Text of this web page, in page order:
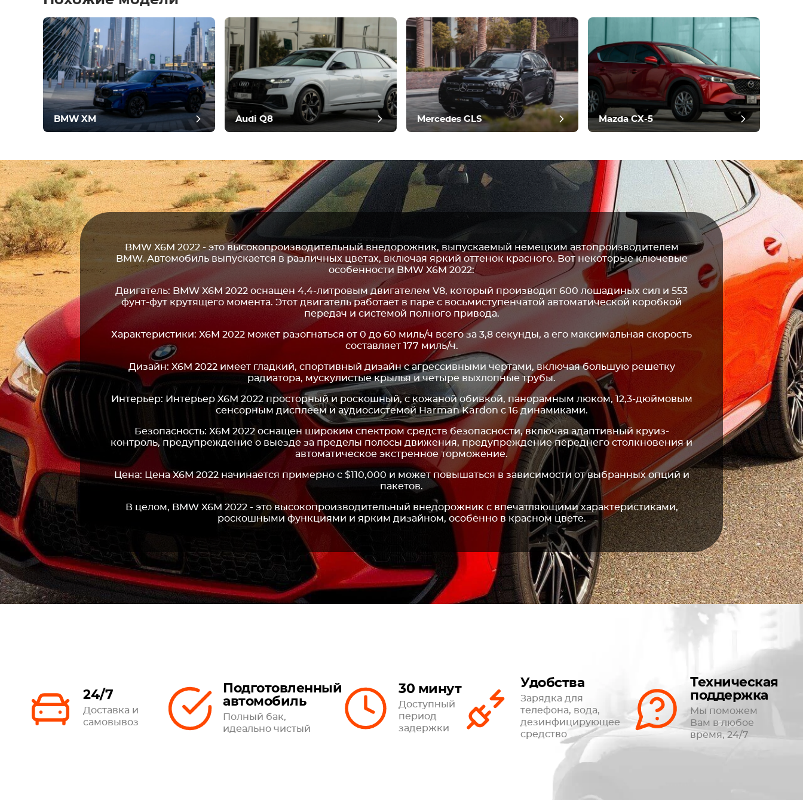
Оставить отзыв
BMW XM Audi Q8 Mercedes GLS Mazda CX-5
BMW X6M 2022 - это высокопроизводительный внедорожник, выпускаемый немецким автопроизводителем
BMW. Автомобиль выпускается в различных цветах, включая яркий оттенок красного. Вот некоторые ключевые
особенности BMW X6M 2022:
Двигатель: BMW X6M 2022 оснащен 4,4-литровым двигателем V8, который производит 600 лошадиных сил и 553
фунт-фут крутящего момента. Этот двигатель работает в паре с восьмиступенчатой автоматической коробкой
передач и системой полного привода.
Характеристики: X6M 2022 может разогнаться от 0 до 60 миль/ч всего за 3,8 секунды, а его максимальная скорость
составляет 177 миль/ч.
Дизайн: X6M 2022 имеет гладкий, спортивный дизайн с агрессивными чертами, включая большую решетку
радиатора, мускулистые крылья и четыре выхлопные трубы.
Интерьер: Интерьер X6M 2022 просторный и роскошный, с кожаной обивкой, панорамным люком, 12,3-дюймовым
сенсорным дисплеем и аудиосистемой Harman Kardon с 16 динамиками.
Безопасность: X6M 2022 оснащен широким спектром средств безопасности, включая адаптивный круиз-
контроль, предупреждение о выезде за пределы полосы движения, предупреждение переднего столкновения и
автоматическое экстренное торможение.
Цена: Цена X6M 2022 начинается примерно с $110,000 и может повышаться в зависимости от выбранных опций и
пакетов.
В целом, BMW X6M 2022 - это высокопроизводительный внедорожник с впечатляющими характеристиками,
роскошными функциями и ярким дизайном, особенно в красном цвете.
24/7
Доставка и
самовывоз
Подготовленный
автомобиль
Полный бак,
идеально чистый
30 минут
Доступный
период
задержки
Удобства
Зарядка для
телефона, вода,
дезинфицирующее
средство
Техническая
поддержка
Мы поможем
Вам в любое
время, 24/7